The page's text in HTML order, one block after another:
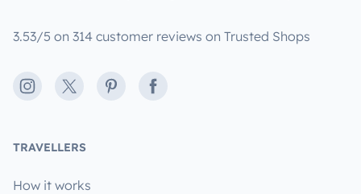
3.53/5 on 314 customer reviews on Trusted Shops
Instagram
X PinterestFacebook
TRAVELLERS
How it works